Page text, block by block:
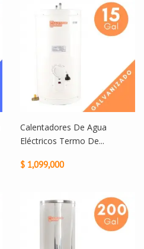
Calentadores De Agua
Eléctricos Termo De...
$ 1,099,000